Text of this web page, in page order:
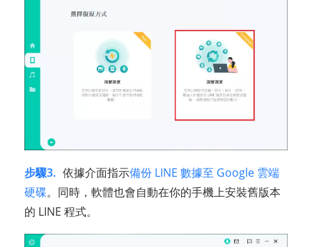
步驟3. 依據介面指示備份 LINE 數據至 Google 雲端
硬碟。同時，軟體也會自動在你的手機上安裝舊版本
的 LINE 程式。